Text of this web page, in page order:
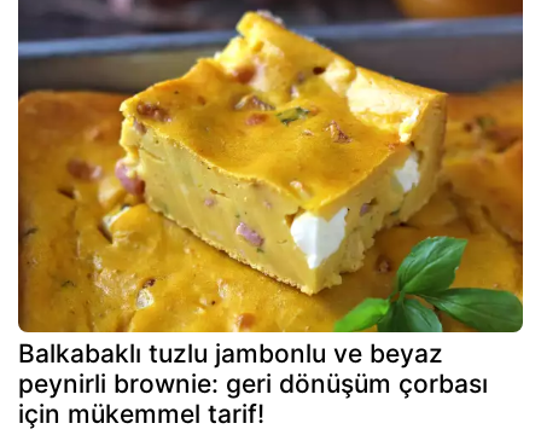
Balkabaklı tuzlu jambonlu ve beyaz
peynirli brownie: geri dönüşüm çorbası
için mükemmel tarif!